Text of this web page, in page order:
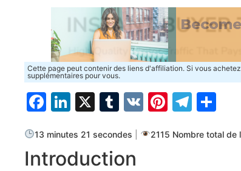
Cette page peut contenir des liens d'affiliation. Si vous
supplémentaires pour vous.
Facebook
LinkedIn
X Tumblr
VK Pinterest
13 minutes 21 secondes 2115 Nombre total de
Introduction